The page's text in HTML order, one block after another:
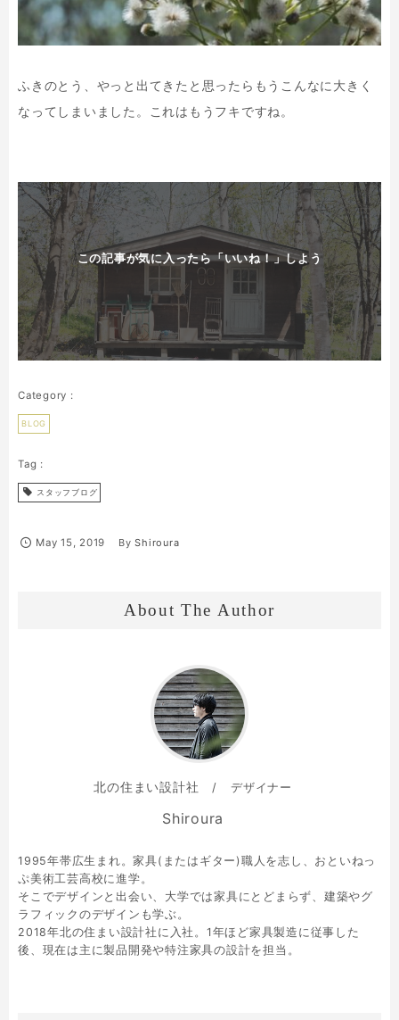
ふきのとう、やっと出てきたと思ったらもうこんなに大きく
なってしまいました。これはもうフキですね。
この記事が気に入ったら「いいね！」しよう
BLOG
スタッフブログ
May 15, 2019 ByShiroura
About The Author
北の住まい設計社 デザイナー
Shiroura
1995年帯広生まれ。家具(またはギター)職人を志し、おといねっ
ぷ美術工芸高校に進学。
そこでデザインと出会い、大学では家具にとどまらず、建築やグ
ラフィックのデザインも学ぶ。
2018年北の住まい設計社に入社。1年ほど家具製造に従事した
後、現在は主に製品開発や特注家具の設計を担当。